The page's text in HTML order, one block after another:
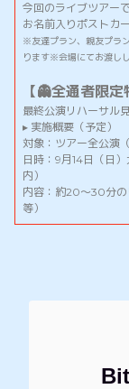
今回のライブツアー
お名前入りポストカ
※友達プラン、親友プラ
ります※会場にてお渡し
【👻全通者限定
最終公演リハーサル
▸ 実施概要（予定）
対象：ツアー全公演
日時：9月14日（日
内）
内容：約20〜30分の
等）